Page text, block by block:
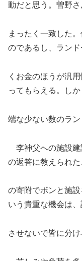
動だと思う。曽野
まったく一致した
のであるし、ラン
くお金のほうが汎
ってもらえる。し
端な少ない数のラン
李神父への施設建
の返答に教えられた
の寄附でボンと施
いう貴重な機会は
させないで皆に分